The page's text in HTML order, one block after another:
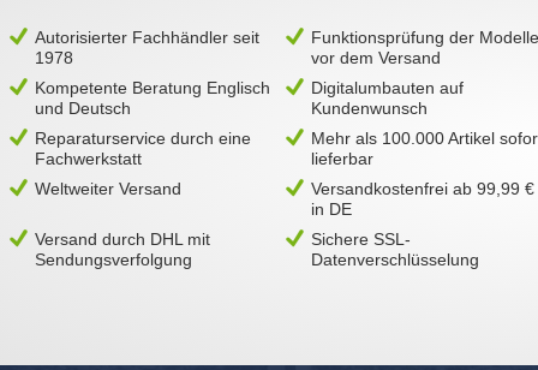
Autorisierter Fachhändler seit
1978
Funktionsprüfung der Modelle
vor dem Versand
Kompetente Beratung Englisch
und Deutsch
Digitalumbauten auf
Kundenwunsch
Reparaturservice durch eine
Fachwerkstatt
Mehr als 100.000 Artikel
lieferbar
Weltweiter Versand
Versandkostenfrei ab 99,99 €
in DE
Versand durch DHL mit
Sendungsverfolgung
Sichere SSL-
Datenverschlüsselung